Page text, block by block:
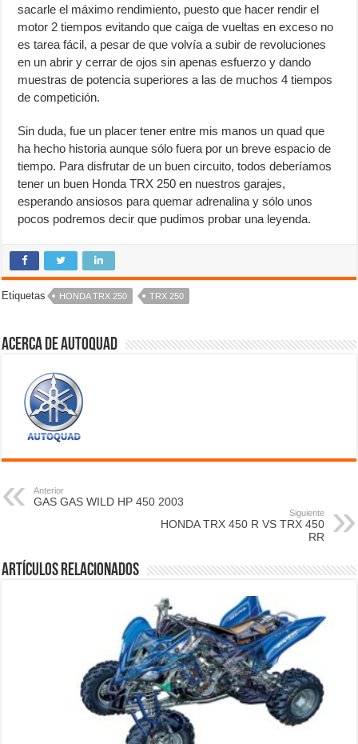
sacarle el máximo rendimiento, puesto que hacer rendir el
motor 2 tiempos evitando que caiga de vueltas en exceso no
es tarea fácil, a pesar de que volvía a subir de revoluciones
en un abrir y cerrar de ojos sin apenas esfuerzo y dando
muestras de potencia superiores a las de muchos 4 tiempos
de competición.
Sin duda, fue un placer tener entre mis manos un quad que
ha hecho historia aunque sólo fuera por un breve espacio de
tiempo. Para disfrutar de un buen circuito, todos deberíamos
tener un buen Honda TRX 250 en nuestros garajes,
esperando ansiosos para quemar adrenalina y sólo unos
pocos podremos decir que pudimos probar una leyenda.
Etiquetas HONDA TRX 250 TRX 250
Acerca de autoquad
Anterior
GAS GAS WILD HP 450 2003
Siguiente
HONDA TRX 450 R VS TRX 450
RR
Artículos relacionados